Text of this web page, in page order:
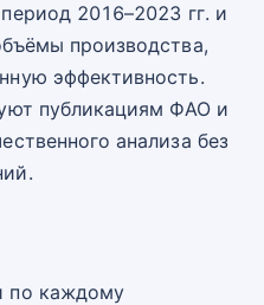
2016–2023 гг. и
производства,
эффективность.
публикациям ФАО и
анализа без
по каждому